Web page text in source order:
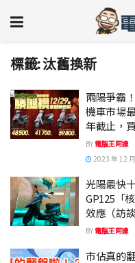
標籤:汰舊換新
兩陽爭霸
機車市場
年截止，
BY 電腦王阿達
2023 年 12
光陽最快
GP125「
效應（訪
BY 電腦王阿達
市佔真的